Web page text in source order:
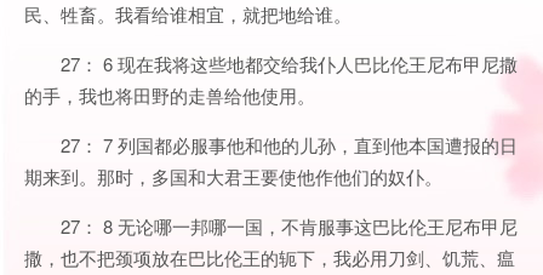
民、牲畜。我看给谁相宜，就把地给谁。
27： 6 现在我将这些地都交给我仆人巴比伦王尼布甲尼撒
的手，我也将田野的走兽给他使用。
27： 7 列国都必服事他和他的儿孙，直到他本国遭报的日
期来到。那时，多国和大君王要使他作他们的奴仆。
27： 8 无论哪一邦哪一国，不肯服事这巴比伦王尼布甲尼
撒，也不把颈项放在巴比伦王的轭下，我必用刀剑、饥荒、瘟